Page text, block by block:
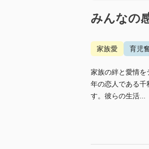
みんなの
家族愛 育児
家族の絆と愛情を
年の恋人である千
す。彼らの生活...